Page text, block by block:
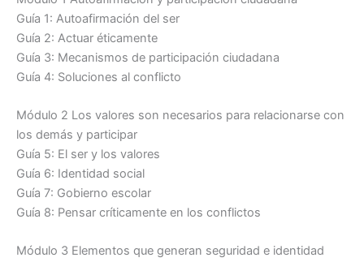
Guía 1: Autoafirmación del ser
Guía 2: Actuar éticamente
Guía 3: Mecanismos de participación ciudadana
Guía 4: Soluciones al conflicto
Módulo 2 Los valores son necesarios para relacionarse con
los demás y participar
Guía 5: El ser y los valores
Guía 6: Identidad social
Guía 7: Gobierno escolar
Guía 8: Pensar críticamente en los conflictos
Módulo 3 Elementos que generan seguridad e identidad